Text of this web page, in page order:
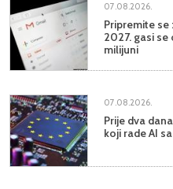
07.08.2026.
Pripremite se
2027. gasi
milijuni
07.08.2026.
Prije dva
koji rade AI